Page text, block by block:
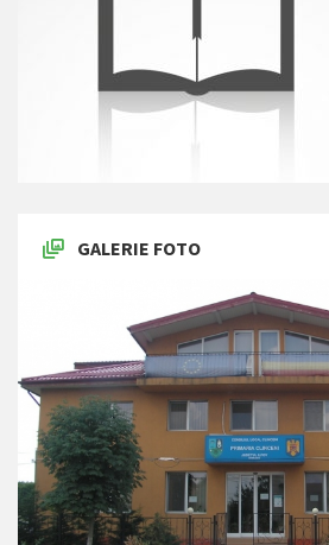
GALERIE FOTO